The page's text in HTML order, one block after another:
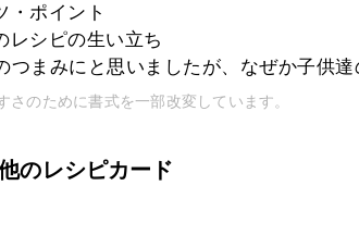
・ポイント
レシピの生い立ち
つまみにと思いましたが、なぜか子供
さのために書式を一部改変しています。
のレシピカード